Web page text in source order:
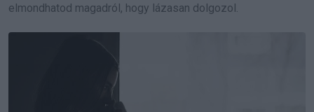
elmondhatod magadról, hogy lázasan dolgozol.